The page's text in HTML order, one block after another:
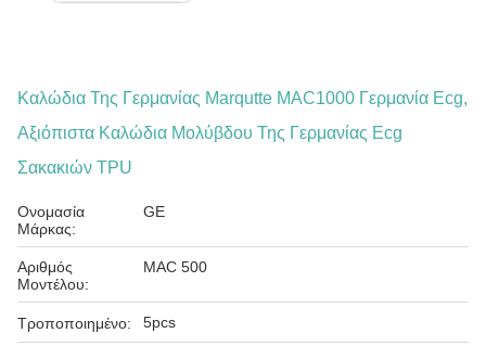
Καλώδια Της Γερμανίας Marqutte MAC1000 Γερμανία Ecg,
Αξιόπιστα Καλώδια Μολύβδου Της Γερμανίας Ecg
Σακακιών TPU
Ονομασία
Μάρκας:
GE
Αριθμός
Μοντέλου:
MAC 500
Τροποποιημένο: 5pcs